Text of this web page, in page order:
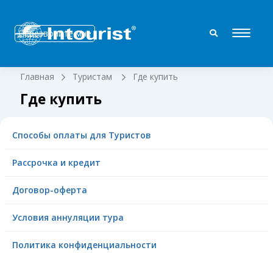
Перезвоните мне
Главная Туристам Где купить
Где купить
Способы оплаты для Туристов
Рассрочка и кредит
Договор-оферта
Условия аннуляции тура
Политика конфиденциальности